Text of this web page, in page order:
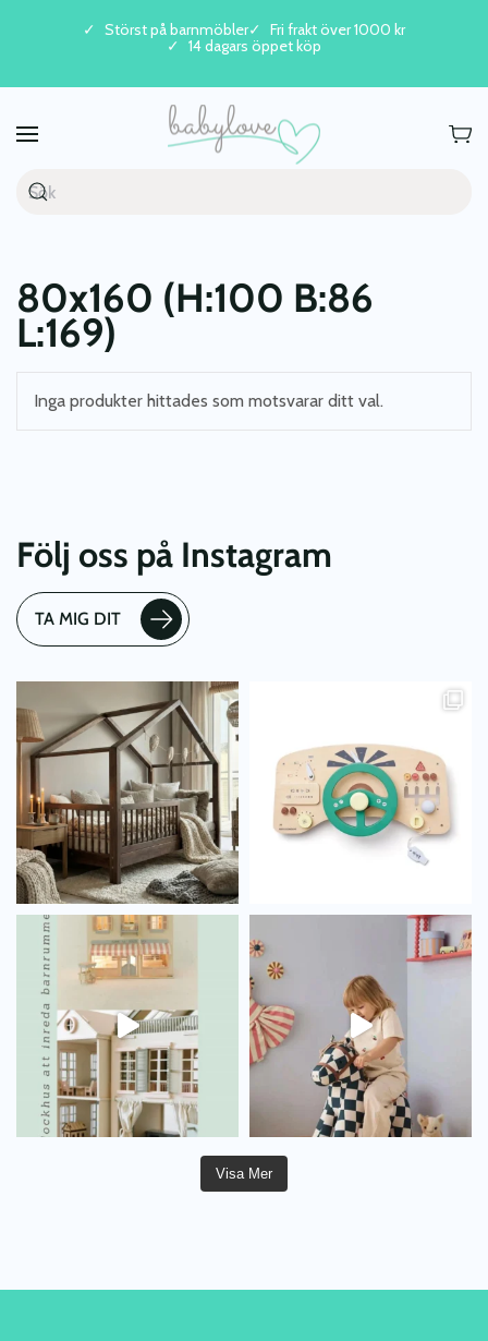
Skip to main content
Störst på barnmöbler
Fri frakt över 1000 kr
14 dagars öppet köp
80x160 (H:100 B:86
L:169)
Inga produkter hittades som motsvarar ditt val.
Följ oss på Instagram
TA MIG DIT
Visa Mer